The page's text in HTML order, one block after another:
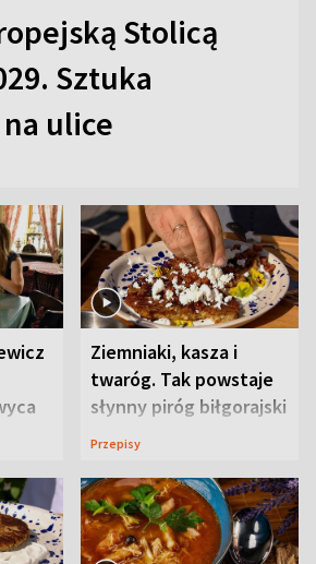
Stolicą
Sztuka
ulice
Ziemniaki, kasza i
twaróg. Tak powstaje
słynny piróg biłgorajski
Przepisy